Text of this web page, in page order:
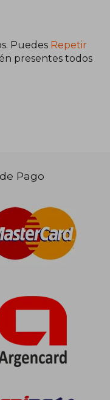
Puedes Repetir
presentes todos
Pago